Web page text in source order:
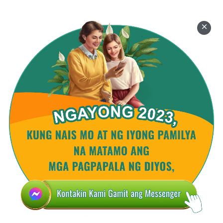
din sa panahong ito. Ang mga pagbabagong ito
mula sa tagsibol papuntang tag-araw hanggang sa
taglagas at hanggang sa taglamig—ang mga
pagbabagong ito ay nagaganap lahat alinsunod sa
mga kautusan na itinatag ng Diyos.
Pinangungunahan Niya ang lahat ng nilalang at tao
gamit ang mga kautusang ito at nakapagtatag para
sa tao ng isang mayaman at makulay na paraan ng
pamumuhay, naghahanda ng isang kapaligiran para
sa kaligtasan na mayroong ibat ibang temperatura
at ibat ibang panahon. Sa ilalim ng maayos na mga
kapaligirang ito para sa kaligtasan, ang mga tao ay
maaari ding makaligtas at makapagparami sa
maayos na paraan. Hindi maaaring baguhin ng mga